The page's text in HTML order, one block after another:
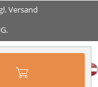
Versand